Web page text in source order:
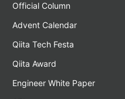
Official Column
Advent Calendar
Qiita Tech Festa
Qiita Award
Engineer White Paper